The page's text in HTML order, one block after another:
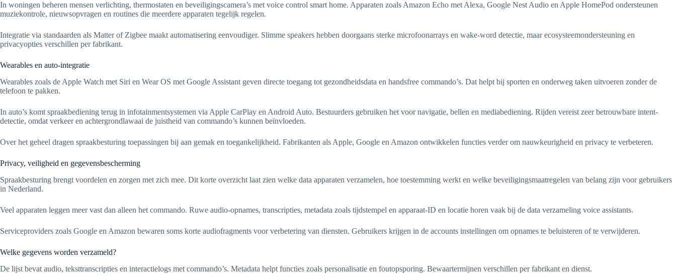
In woningen beheren mensen verlichting, thermostaten en beveiligingscamera’s met voice control smart home. Apparaten zoals Amazon Echo met Alexa, Google Nest Audio en Apple HomePod ondersteunen
muziekontrole, nieuwsopvragen en routines die meerdere apparaten tegelijk regelen.
Integratie via standaarden als Matter of Zigbee maakt automatisering eenvoudiger. Slimme speakers hebben doorgaans sterke microfoonarrays en wake-word detectie, maar ecosysteemondersteuning en
privacyopties verschillen per fabrikant.
Wearables en auto-integratie
Wearables zoals de Apple Watch met Siri en Wear OS met Google Assistant geven directe toegang tot gezondheidsdata en handsfree commando’s. Dat helpt bij sporten en onderweg taken uitvoeren zonder de
telefoon te pakken.
In auto’s komt spraakbediening terug in infotainmentsystemen via Apple CarPlay en Android Auto. Bestuurders gebruiken het voor navigatie, bellen en mediabediening. Rijden vereist zeer betrouwbare intent-
detectie, omdat verkeer en achtergrondlawaai de juistheid van commando’s kunnen beïnvloeden.
Over het geheel dragen spraakbesturing toepassingen bij aan gemak en toegankelijkheid. Fabrikanten als Apple, Google en Amazon ontwikkelen functies verder om nauwkeurigheid en privacy te verbeteren.
Privacy, veiligheid en gegevensbescherming
Spraakbesturing brengt voordelen en zorgen met zich mee. Dit korte overzicht laat zien welke data apparaten verzamelen, hoe toestemming werkt en welke beveiligingsmaatregelen van belang zijn voor gebruikers
in Nederland.
Veel apparaten leggen meer vast dan alleen het commando. Ruwe audio-opnames, transcripties, metadata zoals tijdstempel en apparaat-ID en locatie horen vaak bij de data verzameling voice assistants.
Serviceproviders zoals Google en Amazon bewaren soms korte audiofragments voor verbetering van diensten. Gebruikers krijgen in de accounts instellingen om opnames te beluisteren of te verwijderen.
Welke gegevens worden verzameld?
De lijst bevat audio, teksttranscripties en interactielogs met commando’s. Metadata helpt functies zoals personalisatie en foutopsporing. Bewaartermijnen verschillen per fabrikant en dienst.